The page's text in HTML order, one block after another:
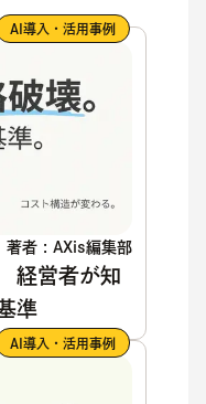
著者 : AXis編集部
経営者が知
準
AI導入・活用事例
AI導入・活用事例